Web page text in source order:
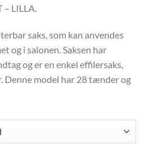
LILLA.
saks, som kan anvendes
og i salonen. Saksen har
og er en enkel effilersaks,
Denne model har 28 tænder og